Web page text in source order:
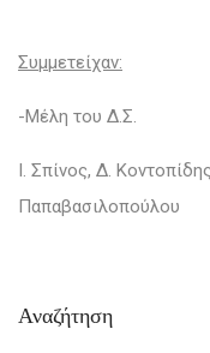
Συμμετείχαν:
-Μέλη του Δ.Σ.
Ι. Σπίνος, Δ.
Παπαβασιλοπούλου
Αναζήτηση